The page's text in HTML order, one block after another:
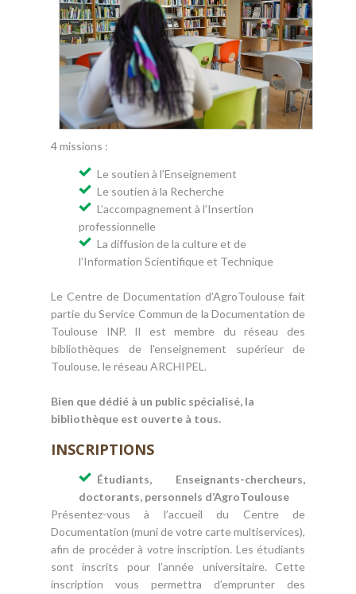
4 missions :
Le soutien à l’Enseignement
Le soutien à la Recherche
L’accompagnement à l’Insertion
professionnelle
La diffusion de la culture et de
l’Information Scientifique et Technique
Le Centre de Documentation d’AgroToulouse fait
partie du Service Commun de la Documentation de
Toulouse INP. Il est membre du réseau des
bibliothèques de l'enseignement supérieur de
Toulouse, le réseau ARCHIPEL.
Bien que dédié à un public spécialisé, la
bibliothèque est ouverte à tous.
INSCRIPTIONS
Étudiants, Enseignants-chercheurs,
doctorants, personnels d’AgroToulouse
Présentez-vous à l’accueil du Centre de
Documentation (muni de votre carte multiservices),
afin de procéder à votre inscription. Les étudiants
sont inscrits pour l’année universitaire. Cette
inscription vous permettra d’emprunter des